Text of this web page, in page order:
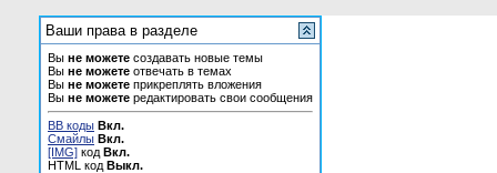
Ваши права в разделе
Вы не можете создавать новые темы
Вы не можете отвечать в темах
Вы не можете прикреплять вложения
Вы не можете редактировать свои сообщения
BB коды Вкл.
Смайлы Вкл.
[IMG] код Вкл.
HTML код Выкл.